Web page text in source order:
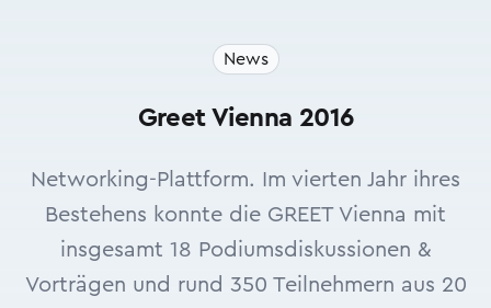
News
Greet Vienna 2016
Networking-Plattform. Im vierten Jahr ihres
Bestehens konnte die GREET Vienna mit
insgesamt 18 Podiumsdiskussionen &
Vorträgen und rund 350 Teilnehmern aus 20